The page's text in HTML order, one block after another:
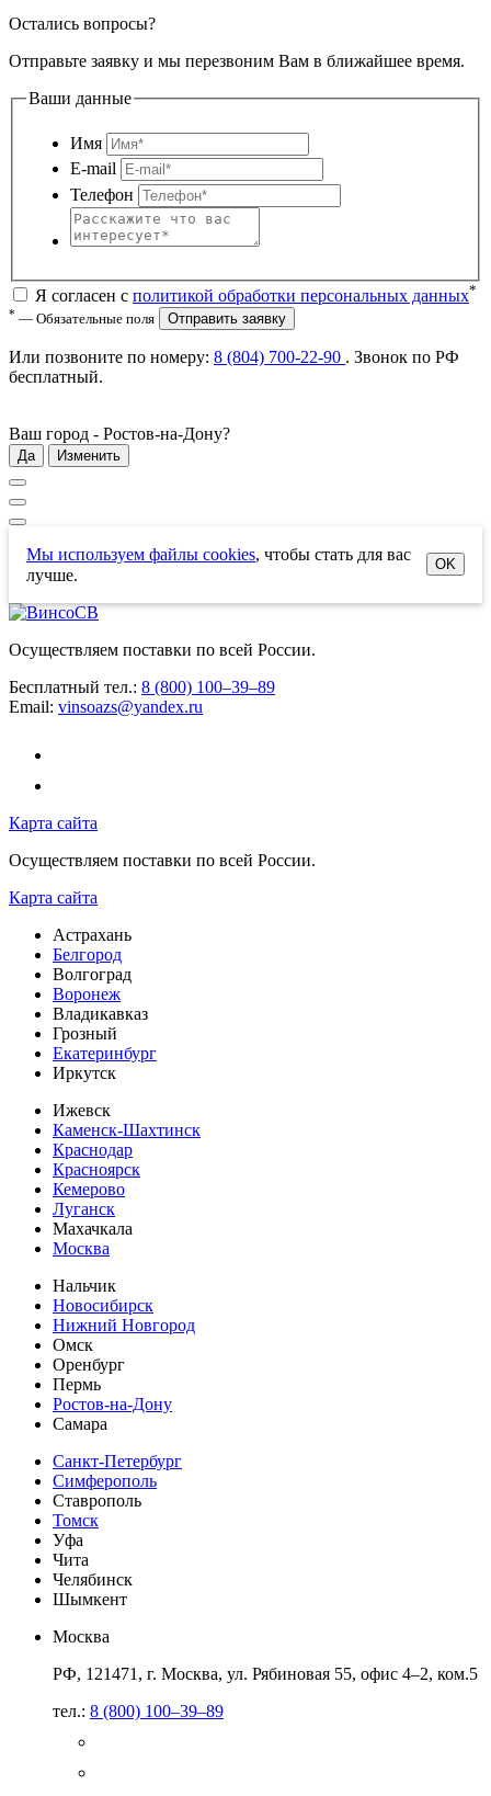
Остались вопросы?
Отправьте заявку и мы перезвоним Вам в ближайшее время.
Ваши данные
Имя
E-mail
Телефон
Я согласен с политикой обработки персональных данных*
* — Обязательные поля Отправить заявку
Или позвоните по номеру: 8 (804) 700-22-90 . Звонок по РФ
бесплатный.
Ваш город - Ростов-на-Дону?
Да Изменить
Мы используем файлы cookies, чтобы стать для вас
лучше.
OK
Осуществляем поставки по всей России.
Бесплатный тел.: 8 (800) 100–39–89
Email: vinsoazs@yandex.ru
Карта сайта
Осуществляем поставки по всей России.
Карта сайта
Астрахань
Белгород
Волгоград
Воронеж
Владикавказ
Грозный
Екатеринбург
Иркутск
Ижевск
Каменск-Шахтинск
Краснодар
Красноярск
Кемерово
Луганск
Махачкала
Москва
Нальчик
Новосибирск
Нижний Новгород
Омск
Оренбург
Пермь
Ростов-на-Дону
Самара
Санкт-Петербург
Симферополь
Ставрополь
Томск
Уфа
Чита
Челябинск
Шымкент
Москва
РФ, 121471, г. Москва, ул. Рябиновая 55, офис 4–2, ком.5
тел.: 8 (800) 100–39–89